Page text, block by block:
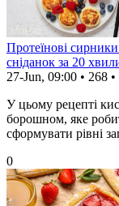
Протеїнові
сніданок за 20
27-Jun, 09:00 • 268 •
У цьому рецепті
борошном, яке
сформувати рівні
0